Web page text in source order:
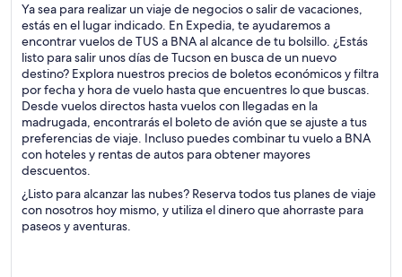
Ya sea para realizar un viaje de negocios o salir de vacaciones,
estás en el lugar indicado. En Expedia, te ayudaremos a
encontrar vuelos de TUS a BNA al alcance de tu bolsillo. ¿Estás
listo para salir unos días de Tucson en busca de un nuevo
destino? Explora nuestros precios de boletos económicos y filtra
por fecha y hora de vuelo hasta que encuentres lo que buscas.
Desde vuelos directos hasta vuelos con llegadas en la
madrugada, encontrarás el boleto de avión que se ajuste a tus
preferencias de viaje. Incluso puedes combinar tu vuelo a BNA
con hoteles y rentas de autos para obtener mayores
descuentos.
¿Listo para alcanzar las nubes? Reserva todos tus planes de viaje
con nosotros hoy mismo, y utiliza el dinero que ahorraste para
paseos y aventuras.